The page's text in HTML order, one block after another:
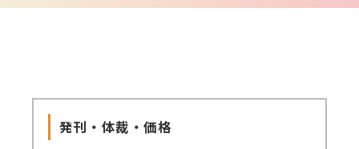
通信教育
雑誌
「化学物質管理」
発刊・体裁・価格